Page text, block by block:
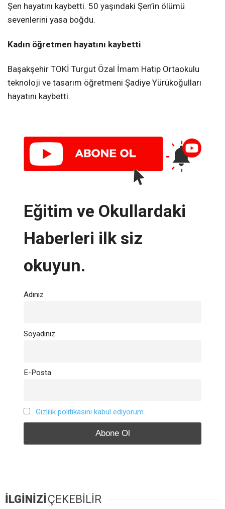
Şen hayatını kaybetti. 50 yaşındaki Şen’in ölümü
sevenlerini yasa boğdu.
Kadın öğretmen hayatını kaybetti
Başakşehir TOKİ Turgut Özal İmam Hatip Ortaokulu
teknoloji ve tasarım öğretmeni Şadiye Yürükoğulları
hayatını kaybetti.
Eğitim ve Okullardaki
Haberleri ilk siz
okuyun.
Adınız
Soyadınız
E-Posta
Gizlilik politikasını kabul ediyorum.
İLGİNİZİ ÇEKEBİLİR